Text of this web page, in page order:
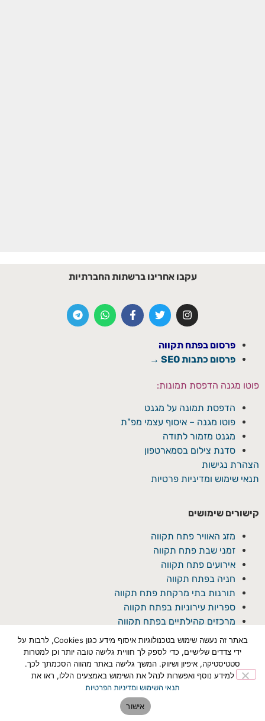
עקבו אחרינו ברשתות החברתיות
פרסום בפתח תקווה
פרסום כתבות SEO →
פוטו מגנה הדפסת תמונות:
הדפסת תמונה על מגנט
פוטו מגנה – איסוף עצמי מפ"ת
מגנט מזמור לתודה
סדנת צילום בסמארטפון
הצהרת נגישות
תנאי שימוש ומדיניות פרטיות
קישורים שימושים
מזג האוויר פתח תקווה
זמני שבת פתח תקווה
אירועים פתח תקווה
חניה בפתח תקווה
תורנות בתי מרקחת פתח תקווה
ספריות עירוניות בפתח תקווה
מרכזים קהילתיים בפתח תקווה
באתר זה נעשה שימוש בטכנולוגיות איסוף מידע כגון Cookies, לרבות על
ידי צדדים שלישיים, כדי לספק לך חוויית גלישה טובה יותר וכן למטרות
סטטיסטיקה, איפיון ושיווק. המשך גלישה באתר מהווה הסכמתך לכך.
למידע נוסף ואפשרות לנהל את השימוש באמצעים הללו, ראו את
תנאי השימוש ומדיניות הפרטיות
אישור